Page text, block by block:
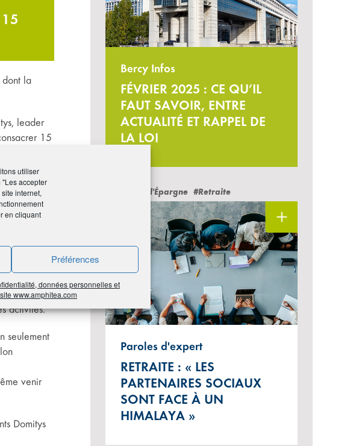
utiliser
accepter
internet,
en cliquant
Préférences
données personnelles et
www.amphitea.com
dont la
leader
15
un
dans les
Sens,
eux, les
activités.
seulement
venir
Domitys
Bercy Infos
FÉVRIER 2025 : CE QU’IL
FAUT SAVOIR, ENTRE
ACTUALITÉ ET RAPPEL DE
LA LOI
#Cercle de l'Épargne #Retraite
Paroles d'expert
RETRAITE : « LES
PARTENAIRES SOCIAUX
SONT FACE À UN
HIMALAYA »